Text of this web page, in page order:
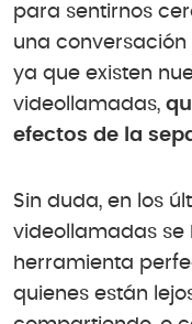
para sentirnos
una conversación
ya que existen
videollamadas,
efectos de la
Sin duda, en los
videollamadas se
herramienta
quienes están